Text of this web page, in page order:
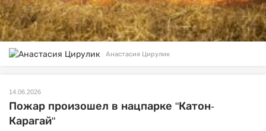
Анастасия Цирулик
14.06.2026
Пожар произошел в нацпарке "Катон-
Карагай"